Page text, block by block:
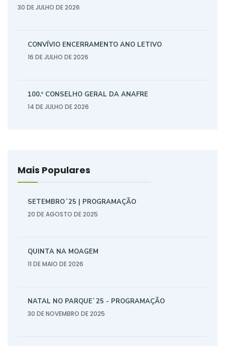
30 DE JULHO DE 2026
CONVÍVIO ENCERRAMENTO ANO LETIVO
16 DE JULHO DE 2026
100.º CONSELHO GERAL DA ANAFRE
14 DE JULHO DE 2026
Mais Populares
SETEMBRO´25 | PROGRAMAÇÃO
20 DE AGOSTO DE 2025
QUINTA NA MOAGEM
11 DE MAIO DE 2026
NATAL NO PARQUE`25 - PROGRAMAÇÃO
30 DE NOVEMBRO DE 2025